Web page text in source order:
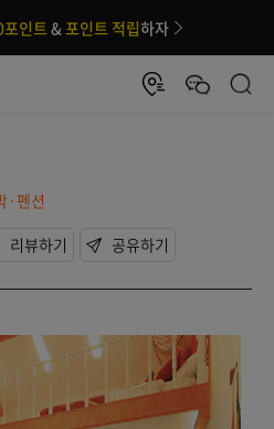
인트 &포인트 적립하자
·펜션
리뷰하기 공유하기